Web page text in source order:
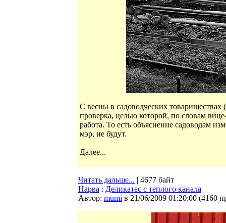
С весны в садоводческих
проверка, целью которой, по словам
работа. То есть объяснение садоводам
мэр, не будут.
Далее...
Читать дальше... | 4677 байт
Нарва : Деликатес с теплого канала
Автор: mumi в 21/06/2009 01:20:00 (4160